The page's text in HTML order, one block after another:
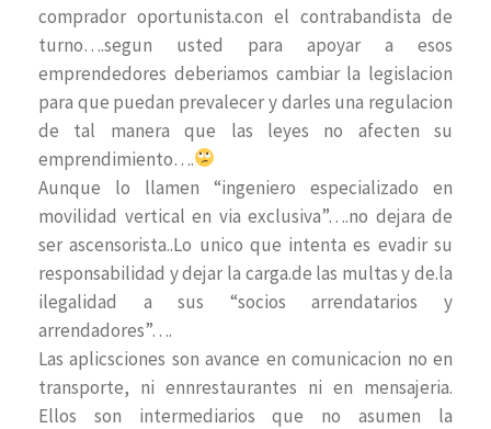
comprador oportunista.con el contrabandista de
turno….segun usted para apoyar a esos
emprendedores deberiamos cambiar la legislacion
para que puedan prevalecer y darles una regulacion
de tal manera que las leyes no afecten su
emprendimiento….
Aunque lo llamen “ingeniero especializado en
movilidad vertical en via exclusiva”….no dejara de
ser ascensorista..Lo unico que intenta es evadir su
responsabilidad y dejar la carga.de las multas y de.la
ilegalidad a sus “socios arrendatarios y
arrendadores”….
Las aplicsciones son avance en comunicacion no en
transporte, ni ennrestaurantes ni en mensajeria.
Ellos son intermediarios que no asumen la